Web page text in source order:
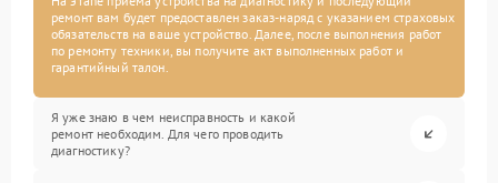
ремонт вам будет предоставлен заказ-наряд с указанием страховых
обязательств на ваше устройство. Далее, после выполнения работ
по ремонту техники, вы получите акт выполненных работ и
гарантийный талон.
Я уже знаю в чем неисправность и какой
ремонт необходим. Для чего проводить
диагностику?